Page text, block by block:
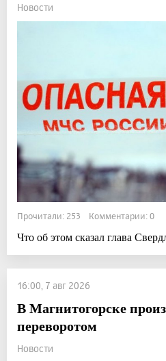
Новости
Прочитали: 253 Комментарии: 0
Что об этом сказал глава
16:00, 7 авг 2026
В Магнитогорске
переворотом
Новости